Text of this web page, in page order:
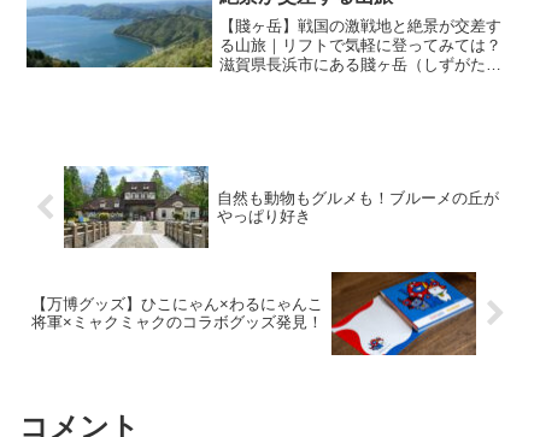
【賤ヶ岳】戦国の激戦地と絶景が交差す
る山旅｜リフトで気軽に登ってみては？
滋賀県長浜市にある賤ヶ岳（しずがた
自然も動物もグルメも！ブルーメの丘が
やっぱり好き
【万博グッズ】ひこにゃん×わるにゃんこ
将軍×ミャクミャクのコラボグッズ発見！
コメント